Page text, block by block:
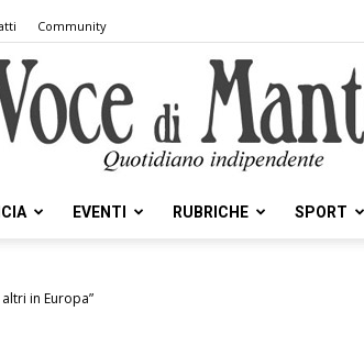
Community
EVENTI RUBRICHE SPORT
in Europa”